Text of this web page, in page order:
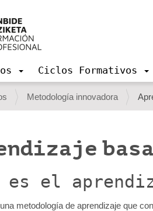
Ciclos Formativos
Metodología innovadora
es el
metodología de aprendizaje que